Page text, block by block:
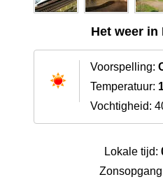
Het weer in
Voorspelling:
Temperatuur:
Vochtigheid:
Lokale tijd: